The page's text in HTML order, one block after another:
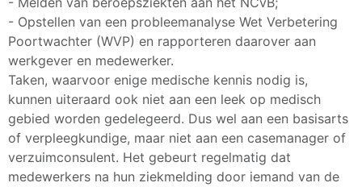
- Opstellen van een probleemanalyse Wet Verbetering
Poortwachter (WVP) en rapporteren daarover aan
werkgever en medewerker.
Taken, waarvoor enige medische kennis nodig is,
kunnen uiteraard ook niet aan een leek op medisch
gebied worden gedelegeerd. Dus wel aan een basisarts
of verpleegkundige, maar niet aan een casemanager of
verzuimconsulent. Het gebeurt regelmatig dat
medewerkers na hun ziekmelding door iemand van de